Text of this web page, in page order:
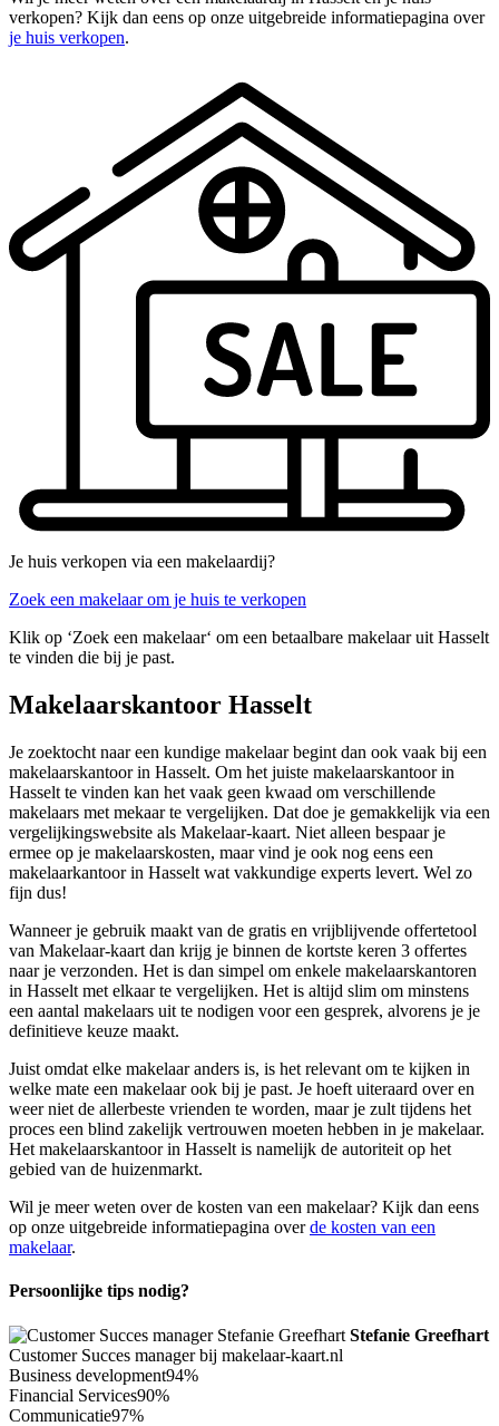
verkopen? Kijk dan eens op onze uitgebreide informatiepagina over
je huis verkopen.
Je huis verkopen via een makelaardij?
Zoek een makelaar om je huis te verkopen
Klik op ‘Zoek een makelaar‘ om een betaalbare makelaar uit Hasselt
te vinden die bij je past.
Makelaarskantoor Hasselt
Je zoektocht naar een kundige makelaar begint dan ook vaak bij een
makelaarskantoor in Hasselt. Om het juiste makelaarskantoor in
Hasselt te vinden kan het vaak geen kwaad om verschillende
makelaars met mekaar te vergelijken. Dat doe je gemakkelijk via een
vergelijkingswebsite als Makelaar-kaart. Niet alleen bespaar je
ermee op je makelaarskosten, maar vind je ook nog eens een
makelaarkantoor in Hasselt wat vakkundige experts levert. Wel zo
fijn dus!
Wanneer je gebruik maakt van de gratis en vrijblijvende offertetool
van Makelaar-kaart dan krijg je binnen de kortste keren 3 offertes
naar je verzonden. Het is dan simpel om enkele makelaarskantoren
in Hasselt met elkaar te vergelijken. Het is altijd slim om minstens
een aantal makelaars uit te nodigen voor een gesprek, alvorens je je
definitieve keuze maakt.
Juist omdat elke makelaar anders is, is het relevant om te kijken in
welke mate een makelaar ook bij je past. Je hoeft uiteraard over en
weer niet de allerbeste vrienden te worden, maar je zult tijdens het
proces een blind zakelijk vertrouwen moeten hebben in je makelaar.
Het makelaarskantoor in Hasselt is namelijk de autoriteit op het
gebied van de huizenmarkt.
Wil je meer weten over de kosten van een makelaar? Kijk dan eens
op onze uitgebreide informatiepagina overde kosten van een
makelaar.
Persoonlijke tips nodig?
Stefanie Greefhart
Customer Succes manager bij makelaar-kaart.nl
Business development94%
Financial Services90%
Communicatie97%